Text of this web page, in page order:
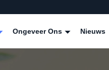
Ongeveer Ons Nieuws